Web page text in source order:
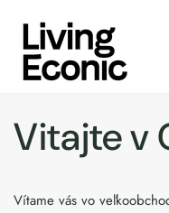
na
obsah
Vitajte v
Vítame vás vo